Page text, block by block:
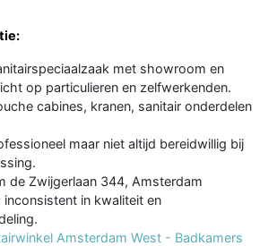
met showroom en
op particulieren en zelfwerkenden.
cabines, kranen, sanitair onderdelen
maar niet altijd bereidwillig bij
de Zwijgerlaan 344, Amsterdam
inconsistent in kwaliteit en
Amsterdam West - Badkamers